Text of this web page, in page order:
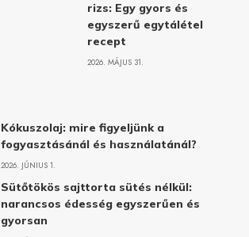
rizs: Egy gyors és
egyszerű egytálétel
recept
2026. MÁJUS 31.
Kókuszolaj: mire figyeljünk a
fogyasztásánál és használatánál?
2026. JÚNIUS 1.
Sütőtökös sajttorta sütés nélkül:
narancsos édesség egyszerűen és
gyorsan